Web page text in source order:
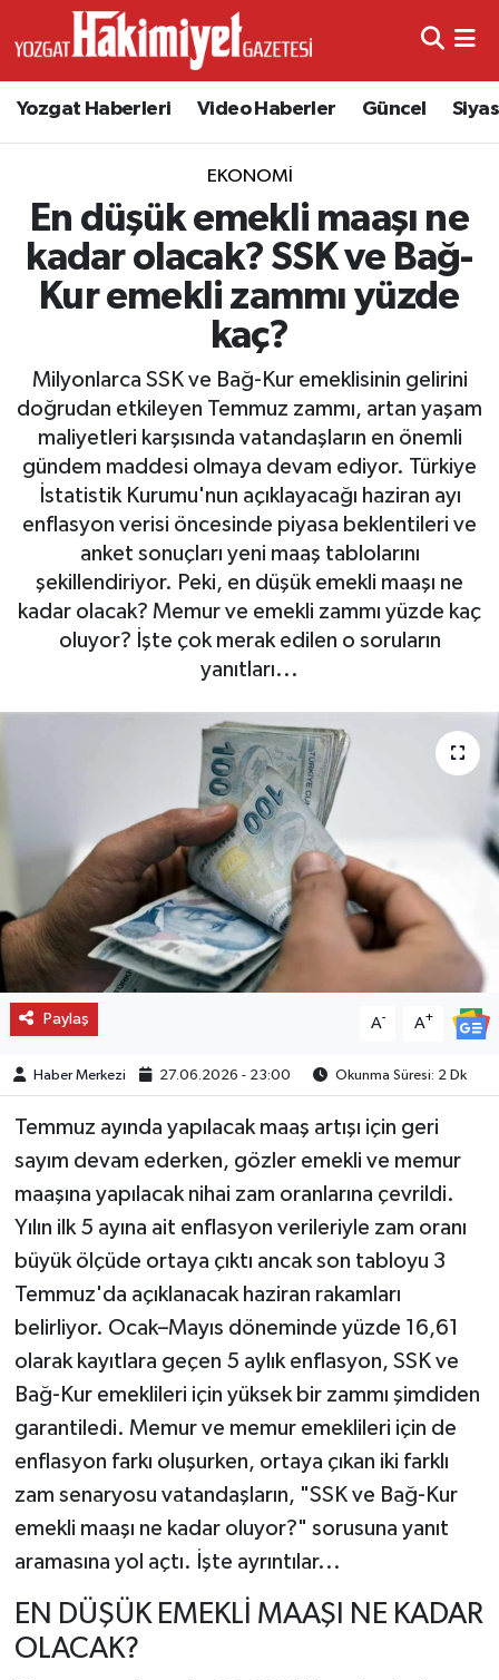
Yozgat Haberleri Video Haberler Güncel
EKONOMI
En düşük emekli maaşı ne
kadar olacak? SSK ve Bağ-
Kur emekli zammı yüzde
kaç?
Milyonlarca SSK ve Bağ-Kur emeklisinin gelirini
doğrudan etkileyen Temmuz zammı, artan yaşam
maliyetleri karşısında vatandaşların en önemli
gündem maddesi olmaya devam ediyor. Türkiye
İstatistik Kurumu'nun açıklayacağı haziran ayı
enflasyon verisi öncesinde piyasa beklentileri ve
anket sonuçları yeni maaş tablolarını
şekillendiriyor. Peki, en düşük emekli maaşı ne
kadar olacak? Memur ve emekli zammı yüzde kaç
oluyor? İşte çok merak edilen o soruların
yanıtları...
Paylaş A- A+
Haber Merkezi 27.06.2026 - 23:00 Okunma Süresi: 2 Dk
Temmuz ayında yapılacak maaş artışı için geri
sayım devam ederken, gözler emekli ve memur
maaşına yapılacak nihai zam oranlarına çevrildi.
Yılın ilk 5 ayına ait enflasyon verileriyle zam oranı
büyük ölçüde ortaya çıktı ancak son tabloyu 3
Temmuz'da açıklanacak haziran rakamları
belirliyor. Ocak–Mayıs döneminde yüzde 16,61
olarak kayıtlara geçen 5 aylık enflasyon, SSK ve
Bağ-Kur emeklileri için yüksek bir zammı şimdiden
garantiledi. Memur ve memur emeklileri için de
enflasyon farkı oluşurken, ortaya çıkan iki farklı
zam senaryosu vatandaşların, "SSK ve Bağ-Kur
emekli maaşı ne kadar oluyor?" sorusuna yanıt
aramasına yol açtı. İşte ayrıntılar...
EN DÜŞÜK EMEKLİ MAAŞI NE KADAR
OLACAK?